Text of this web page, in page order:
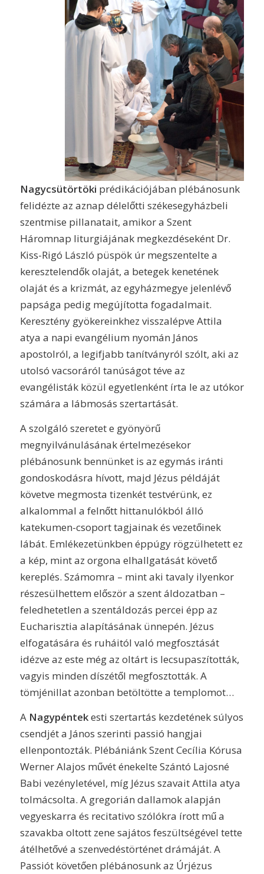
Nagycsütörtöki prédikációjában plébánosunk
felidézte az aznap délelőtti székesegyházbeli
szentmise pillanatait, amikor a Szent
Háromnap liturgiájának megkezdéseként Dr.
Kiss-Rigó László püspök úr megszentelte a
keresztelendők olaját, a betegek kenetének
olaját és a krizmát, az egyházmegye jelenlévő
papsága pedig megújította fogadalmait.
Keresztény gyökereinkhez visszalépve Attila
atya a napi evangélium nyomán János
apostolról, a legifjabb tanítványról szólt, aki az
utolsó vacsoráról tanúságot téve az
evangélisták közül egyetlenként írta le az utókor
számára a lábmosás szertartását.
A szolgáló szeretet e gyönyörű
megnyilvánulásának értelmezésekor
plébánosunk bennünket is az egymás iránti
gondoskodásra hívott, majd Jézus példáját
követve megmosta tizenkét testvérünk, ez
alkalommal a felnőtt hittanulókból álló
katekumen-csoport tagjainak és vezetőinek
lábát. Emlékezetünkben éppúgy rögzülhetett ez
a kép, mint az orgona elhallgatását követő
kereplés. Számomra – mint aki tavaly ilyenkor
részesülhettem először a szent áldozatban –
feledhetetlen a szentáldozás percei épp az
Eucharisztia alapításának ünnepén. Jézus
elfogatására és ruháitól való megfosztását
idézve az este még az oltárt is lecsupaszították,
vagyis minden díszétől megfosztották. A
tömjénillat azonban betöltötte a templomot…
A Nagypéntekesti szertartás kezdetének súlyos
csendjét a János szerinti passió hangjai
ellenpontozták. Plébániánk Szent Cecília Kórusa
Werner Alajos művét énekelte Szántó Lajosné
Babi vezényletével, míg Jézus szavait Attila atya
tolmácsolta. A gregorián dallamok alapján
vegyeskarra és recitativo szólókra írott mű a
szavakba oltott zene sajátos feszültségével tette
átélhetővé a szenvedéstörténet drámáját. A
Passiót követően plébánosunk az Úrjézus